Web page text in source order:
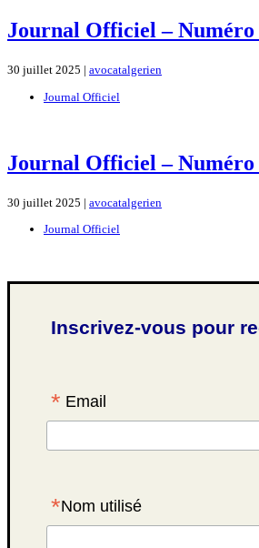
Journal Officiel – Numéro
30 juillet 2025 | avocatalgerien
Journal Officiel
Journal Officiel – Numéro
30 juillet 2025 | avocatalgerien
Journal Officiel
Inscrivez-vous pour
* Email
*Nom utilisé